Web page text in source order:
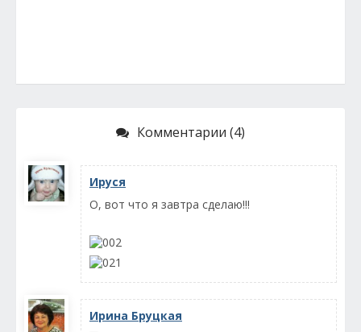
Комментарии (4)
Ируся
О, вот что я завтра сделаю!!!
Ирина Бруцкая